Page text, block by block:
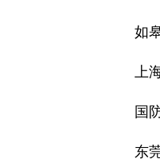
如
上
国
东